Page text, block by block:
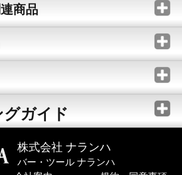
商品
ガイド
株式会社 ナランハ
バー・ツール ナランハ